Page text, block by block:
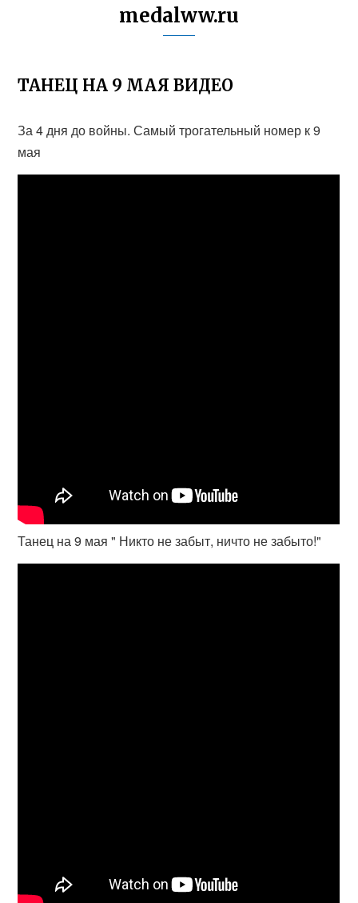
medalww.ru
ТАНЕЦ НА 9 МАЯ ВИДЕО
За 4 дня до войны. Самый трогательный номер к 9
мая
Танец на 9 мая " Никто не забыт, ничто не забыто!"